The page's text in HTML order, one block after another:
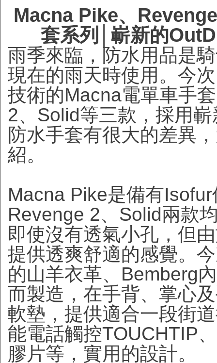
Macna Pike、
套系列│嶄新的
雨季來臨，防水用品是
現在的雨天時使用。今
技術的Macna電單車手
2、Solid等三款，採用
防水手套有很大的差異
紹。
Macna Pike是備有
Revenge 2、Solid兩款
即使沒有透氣小孔，但
提供透爽舒適的感覺。
的山羊衣革、Bemberg
而製造，在手背、掌心
軟墊，提供適合一段街
能電話觸控TOUCHTIP
膠片等，實用的設計。